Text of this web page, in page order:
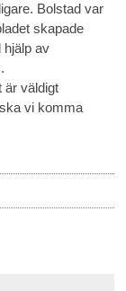
Bolstad var
skapade
hjälp av
är väldigt
vi komma